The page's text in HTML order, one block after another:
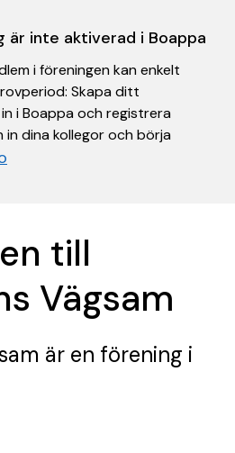
är inte aktiverad i Boappa
i föreningen kan enkelt
Skapa ditt
i Boappa och registrera
in dina kollegor och börja
till
Vägsam
är en förening i